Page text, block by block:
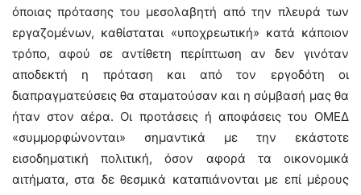
όποιας πρότασης του μεσολαβητή από την πλευρά των
εργαζομένων, καθίσταται «υποχρεωτική» κατά κάποιον
τρόπο, αφού σε αντίθετη περίπτωση αν δεν γινόταν
αποδεκτή η πρόταση και από τον εργοδότη οι
διαπραγματεύσεις θα σταματούσαν και η σύμβασή μας θα
ήταν στον αέρα. Οι προτάσεις ή αποφάσεις του ΟΜΕΔ
«συμμορφώνονται» σημαντικά με την εκάστοτε
εισοδηματική πολιτική, όσον αφορά τα οικονομικά
αιτήματα, στα δε θεσμικά καταπιάνονται με επί μέρους